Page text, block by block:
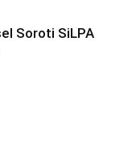
Soroti SiLPA